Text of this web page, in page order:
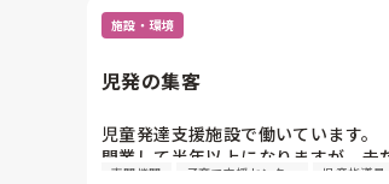
は椅子の前で立って歌っています。
立ちましょうの合図で立つかどうかは
いから座っていてね。と話をし、それ
いくうちに走り回る子どもは減りまし
来ないですよね。。
要支援児とも関係が出来、私といる
てくれと、自分のもとに帰ってきてく
施設・環境
児発の集客
児童発達支援施設で働いています。
開業して半年以上になりますが、未
専門機関 子育て支援センター 児童指導員